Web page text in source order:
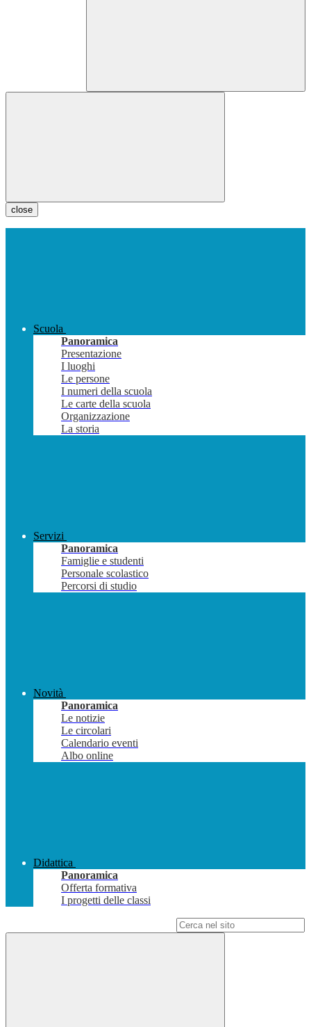
close
Scuola
Panoramica
Presentazione
I luoghi
Le persone
I numeri della scuola
Le carte della scuola
Organizzazione
La storia
Servizi
Panoramica
Famiglie e studenti
Personale scolastico
Percorsi di studio
Novità
Panoramica
Le notizie
Le circolari
Calendario eventi
Albo online
Didattica
Panoramica
Offerta formativa
I progetti delle classi